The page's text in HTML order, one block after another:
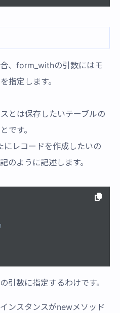
、form_withの引数にはモ
指定します。
とは保存したいテーブルの
です。
レコードを作成したいの
のように記述します。
引数に指定するわけです。
ンスタンスがnewメソッド